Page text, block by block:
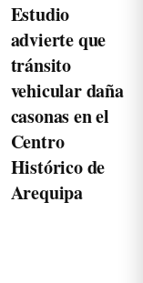
Estudio
advierte que
tránsito
vehicular daña
casonas en el
Centro
Histórico de
Arequipa